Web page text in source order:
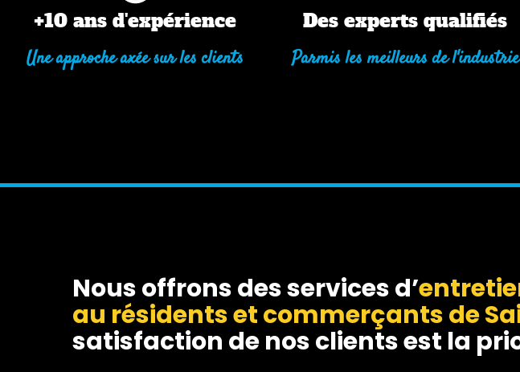
+10 ans d'expérience
Une approche axée sur les clients
Des experts qualifiés
Parmis les meilleurs de l'industrie
Nous offrons des services d’
au résidents et commerçants de
satisfaction de nos clients est la